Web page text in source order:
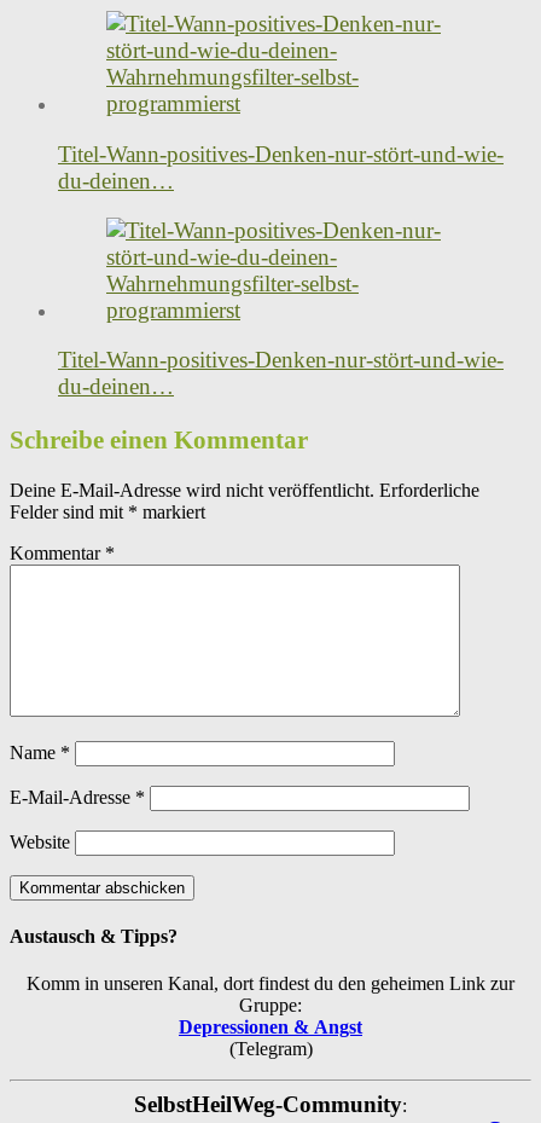
Titel-Wann-positives-Denken-nur-stört-und-wie-
du-deinen…
Titel-Wann-positives-Denken-nur-stört-und-wie-
du-deinen…
Schreibe einen Kommentar
Deine E-Mail-Adresse wird nicht veröffentlicht. Erforderliche
Felder sind mit * markiert
Kommentar *
Name *
E-Mail-Adresse *
Website
Austausch & Tipps?
Komm in unseren Kanal, dort findest du den geheimen Link zur
Gruppe:
Depressionen & Angst
(Telegram)
SelbstHeilWeg-Community: